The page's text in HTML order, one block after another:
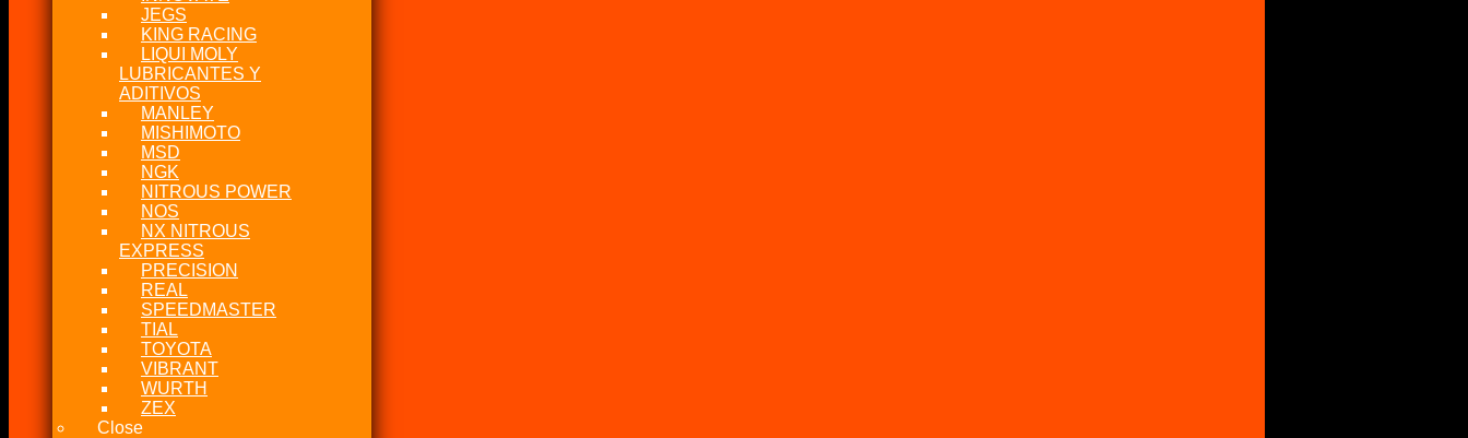
JEGS
KING RACING
LIQUI MOLY
LUBRICANTES Y
ADITIVOS
MANLEY
MISHIMOTO
MSD
NGK
NITROUS POWER
NOS
NX NITROUS
EXPRESS
PRECISION
REAL
SPEEDMASTER
TIAL
TOYOTA
VIBRANT
WURTH
ZEX
Close